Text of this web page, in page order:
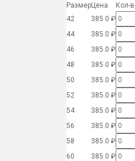
РазмерЦена
Кол-
42
385.0 ₽
44
385.0 ₽
46
385.0 ₽
48
385.0 ₽
50
385.0 ₽
52
385.0 ₽
54
385.0 ₽
56
385.0 ₽
58
385.0 ₽
60
385.0 ₽